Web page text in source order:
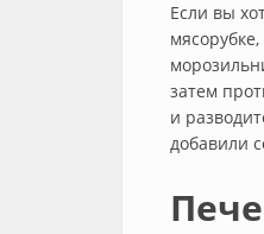
Если вы
затем
и
добавили